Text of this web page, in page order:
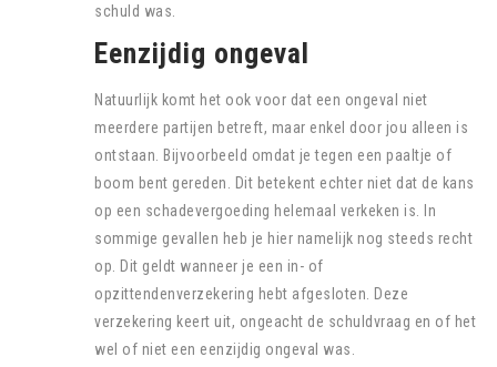
schuld was.
Eenzijdig ongeval
Natuurlijk komt het ook voor dat een ongeval niet
meerdere partijen betreft, maar enkel door jou alleen is
ontstaan. Bijvoorbeeld omdat je tegen een paaltje of
boom bent gereden. Dit betekent echter niet dat de kans
op een schadevergoeding helemaal verkeken is. In
sommige gevallen heb je hier namelijk nog steeds recht
op. Dit geldt wanneer je een in- of
opzittendenverzekering hebt afgesloten. Deze
verzekering keert uit, ongeacht de schuldvraag en of het
wel of niet een eenzijdig ongeval was.